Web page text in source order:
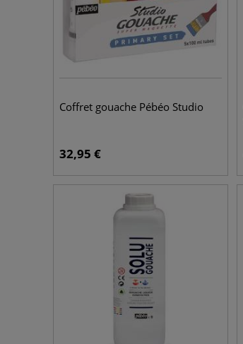
Coffret gouache Pébéo Studio
32,95 €